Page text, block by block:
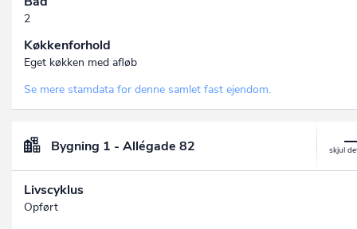
2
Køkkenforhold
Eget køkken med afløb
Se mere stamdata for denne samlet fast ejendom.
Bygning 1 - Allégade 82
Livscyklus
Opført